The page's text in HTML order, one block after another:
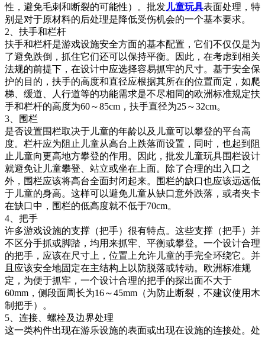
性，避免毛刺和断裂的可能性）。批发儿童玩具表面处理，特
别是对于原材料的后处理是降低受伤机会的一个基本要求。
2、扶手和栏杆
扶手和栏杆是游戏设施安全方面的基本配置，它们不仅仅是为
了避免跌倒，抓住它们还可以保持平衡。因此，在考虑到相关
法规的前提下，在设计中应选择容易抓牢的尺寸。基于安全保
护的目的，扶手的高度和直径应根据其所在的位置而定，如爬
梯、缓道、人行道等的功能需求是不尽相同的欧洲标准规定扶
手和栏杆的高度为60～85cm，扶手直径为25～32cm。
3、围栏
是否设置围栏取决于儿童的年龄以及儿童可以攀登的平台高
度。栏杆应为阻止儿童从高台上跌落而设置，同时，也起到阻
止儿童向更高地方攀登的作用。因此，批发儿童玩具围栏设计
就避免让儿童攀登、站立或坐在上面。除了合理的出入口之
外，围栏应该将高台全面封闭起来。围栏的缺口也应该远远低
于儿童的身高。这样可以避免儿童从缺口意外跌落，或者夹卡
在缺口中，围栏的低高度就不低于70cm。
4、把手
许多游戏设施的支撑（把手）很有特点。这些支撑（把手）并
不区分手抓或脚踏，均用来抓牢、平衡或攀登。一个设计合理
的把手，应该在尺寸上，位置上允许儿童的手完全环绕它。并
且应该安全地固定在主结构上以防脱落或转动。欧洲标准规
定，为便于抓牢，一个设计合理的把手的探出面不大于
60mm，侧段面周长为16～45mm（为防止断裂，不建议使用木
制把手）。
5、连接、螺栓及边界处理
这一类构件出现在游乐设施的表面或出现在设施的连接处。处